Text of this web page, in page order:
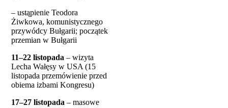
– ustąpienie Teodora
Żiwkowa, komunistycznego
przywódcy Bułgarii; początek
przemian w Bułgarii
11–22 listopada – wizyta
Lecha Wałęsy w USA (15
listopada przemówienie przed
obiema izbami Kongresu)
17–27 listopada – masowe